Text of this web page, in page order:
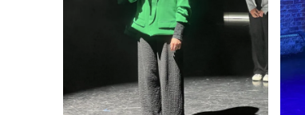
Anschauen....